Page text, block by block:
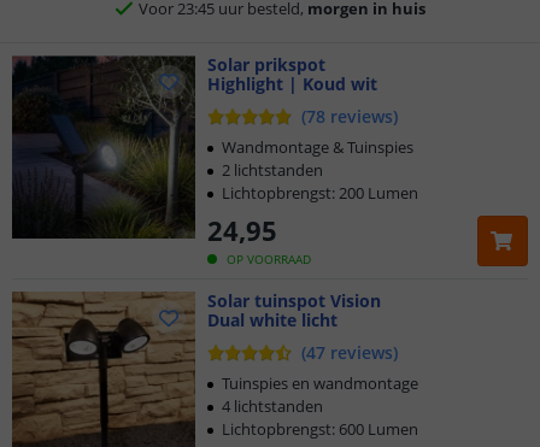
Gratis verzending vanaf € 20,-
Klantbeoordeling 9.1
Voor 23:45 uur besteld,
Solar prikspot
Highlight | Koud wit
(78 reviews)
OP VOORRAAD
24,95
Wandmontage & Tuinspies
2 lichtstanden
Lichtopbrengst: 200 Lumen
Solar tuinspot Vision
Dual white licht
(47 reviews)
Tuinspies en wandmontage
4 lichtstanden
Lichtopbrengst: 600 Lumen